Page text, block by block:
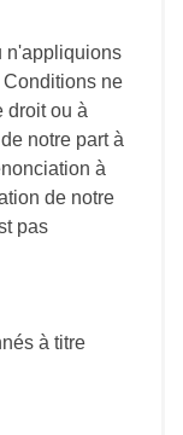
n'appliquions
ne
droit ou à
notre part à
à
de notre
pas
à titre